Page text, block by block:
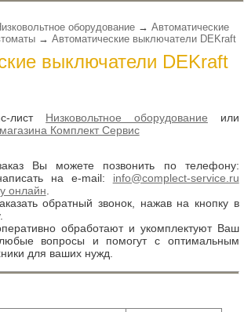
оборудование→ Автоматические
→ Автоматические выключатели DEKraft
выключатели DEKraft
лист Низковольтное оборудование или
Комплект Сервис
Вы можете позвонить по телефону:
на e-mail: info@complect-service.ru
онлайн.
обратный звонок, нажав на кнопку в
обработают и укомплектуют Ваш
вопросы и помогут с оптимальным
для ваших нужд.